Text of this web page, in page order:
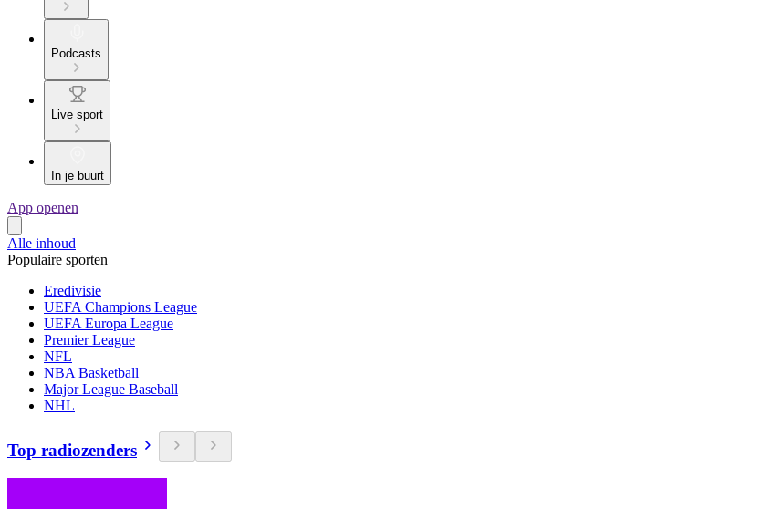
Podcasts
Live sport
In je buurt
App openen
Alle inhoud
Populaire sporten
Eredivisie
UEFA Champions League
UEFA Europa League
Premier League
NFL
NBA Basketball
Major League Baseball
NHL
Top radiozenders